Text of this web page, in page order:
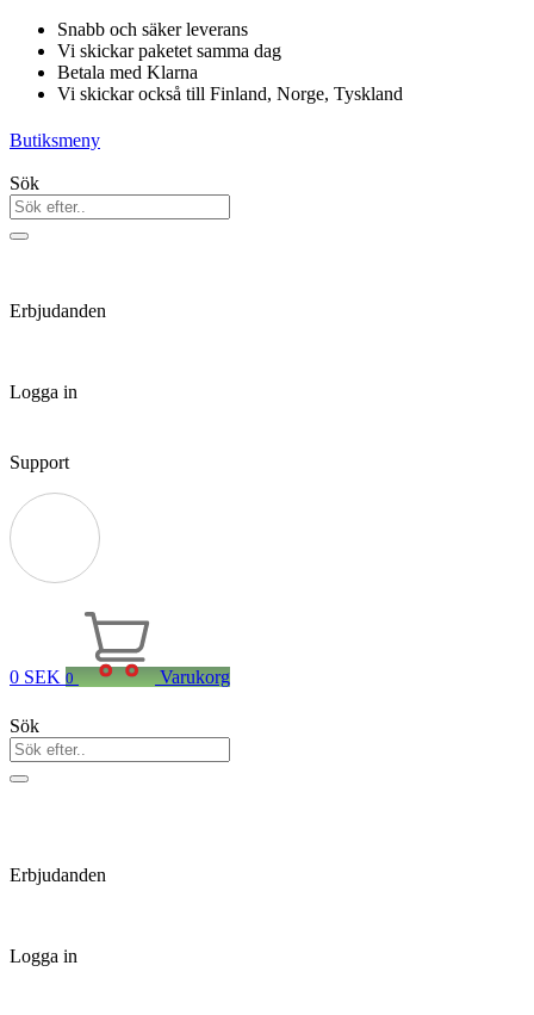
Hoppa
innehåll
Snabb och säker leverans
Vi skickar paketet samma dag
Betala med Klarna
Vi skickar också till Finland, Norge, Tyskland
Butiksmeny
Sök
Erbjudanden
Logga in
Support
0 SEK 0 Varukorg
Sök
Erbjudanden
Logga in